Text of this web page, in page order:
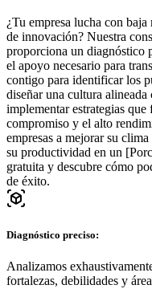
¿Tu empresa lucha con
de innovación? Nuestra
proporciona un diagnóstico
el apoyo necesario para
contigo para identificar los
diseñar una cultura
implementar estrategias
compromiso y el alto
empresas a mejorar su
su productividad en un
gratuita y descubre cómo
de éxito.
view_in_ar
Diagnóstico preciso:
Analizamos
fortalezas, debilidades y